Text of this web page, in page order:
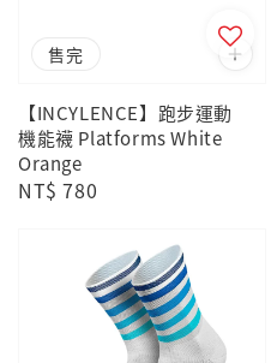
售完
【INCYLENCE】跑步運動
機能襪 Platforms White
Orange
Regular
NT$ 780